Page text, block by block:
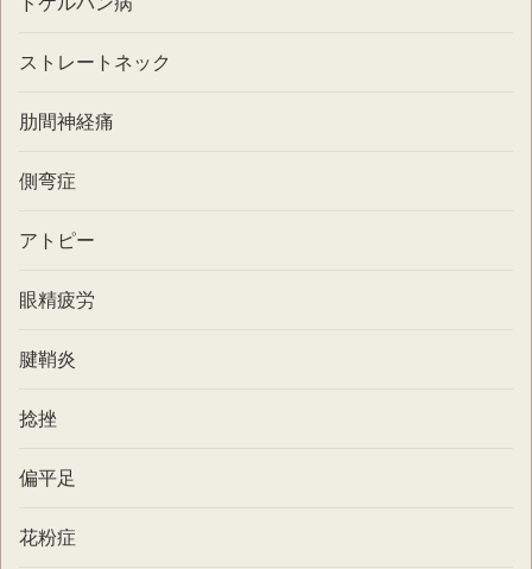
ストレートネック
肋間神経痛
側弯症
アトピー
眼精疲労
腱鞘炎
捻挫
偏平足
花粉症